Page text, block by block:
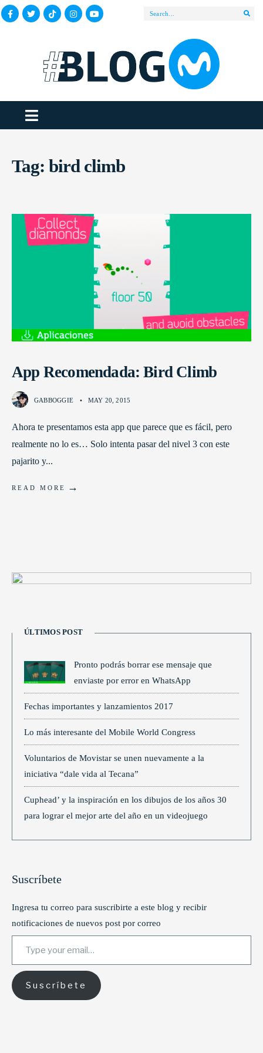
Tag: bird climb
App Recomendada: Bird Climb
GABBOGGIE • MAY 20, 2015
Ahora te presentamos esta app que parece que es fácil, pero
realmente no lo es… Solo intenta pasar del nivel 3 con este
pajarito y...
READ MORE →
ÚLTIMOS POST
Pronto podrás borrar ese mensaje que
enviaste por error en WhatsApp
Fechas importantes y lanzamientos 2017
Lo más interesante del Mobile World Congress
Voluntarios de Movistar se unen nuevamente a la
iniciativa “dale vida al Tecana”
Cuphead’ y la inspiración en los dibujos de los años 30
para lograr el mejor arte del año en un videojuego
Suscríbete
Ingresa tu correo para suscribirte a este blog y recibir
notificaciones de nuevos post por correo
Type your email…
Suscríbete